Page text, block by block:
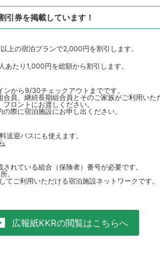
引券を掲載しています！
上の宿泊プランで2,000円を割引します。
あたり1,000円を総額から割引します。
ンから9/30チェックアウトまでです。
員、継続長期組合員とそのご家族がご利用いた
ロントにお渡しください。
際に宿泊施設にお申し出ください。
送迎バスにも使えます。
れている組合（保険者）番号が必要です。
。
てご利用いただける宿泊施設ネットワークです。
広報紙KKRの閲覧はこちらへ